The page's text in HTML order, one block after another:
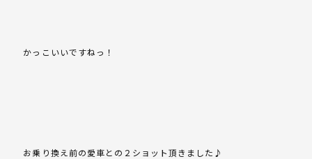
かっこいいですねっ！
お乗り換え前の愛車との２ショット頂きました♪